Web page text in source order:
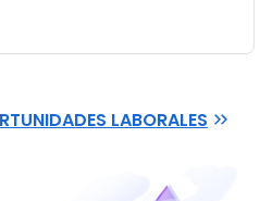
LABORALES